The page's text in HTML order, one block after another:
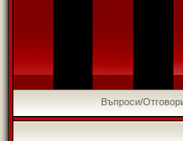
Въпроси/